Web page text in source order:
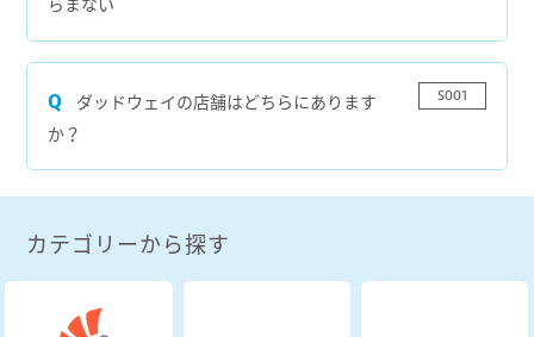
らまない
ダッドウェイの店舗はどちらにあります
か？
S001
カテゴリーから探す